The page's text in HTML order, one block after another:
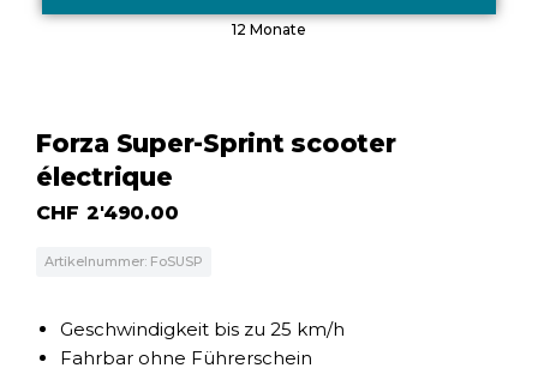
12 Monate
Forza Super-Sprint scooter
électrique
CHF 2'490.00
Artikelnummer: FoSUSP
Geschwindigkeit bis zu 25 km/h
Fahrbar ohne Führerschein